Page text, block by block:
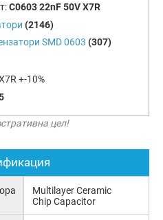
C0603 22nF 50V X7R
(2146)
SMD 0603 (307)
+-10%
цел!
Multilayer Ceramic
Chip Capacitor